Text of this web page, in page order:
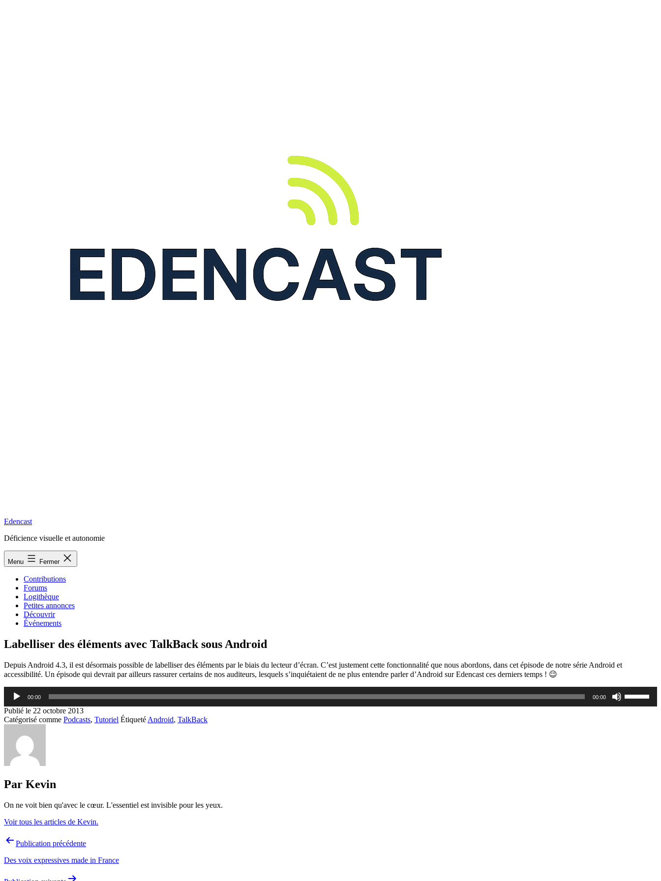
Edencast
Déficience visuelle et autonomie
Menu Fermer
Contributions
Forums
Logithèque
Petites annonces
Découvrir
Événements
Labelliser des éléments avec TalkBack sous Android
Depuis Android 4.3, il est désormais possible de labelliser des éléments par le biais du lecteur d’écran. C’est justement cette fonctionnalité que nous abordons, dans cet épisode de notre série Android et
accessibilité. Un épisode qui devrait par ailleurs rassurer certains de nos auditeurs, lesquels s’inquiétaient de ne plus entendre parler d’Android sur Edencast ces derniers temps ! 😉
Lecteur
audio
00:00 00:00
les
flèches
Publié le 22 octobre 2013
Catégorisé comme Podcasts, Tutoriel Étiqueté Android, TalkBack
Par Kevin
On ne voit bien qu'avec le cœur. L'essentiel est invisible pour les yeux.
Voir tous les articles de Kevin.
Navigation
l’article
Publication précédente
Des voix expressives made in France